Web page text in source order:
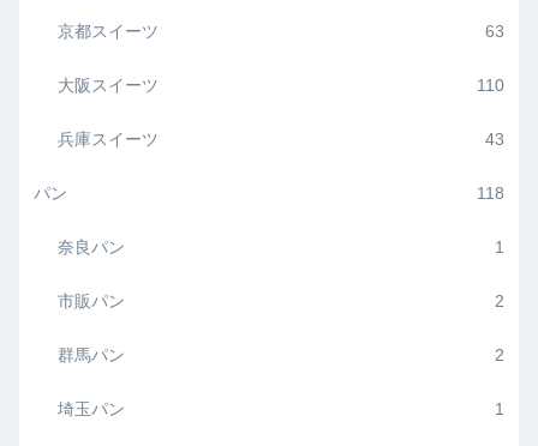
京都スイーツ 63
大阪スイーツ 110
兵庫スイーツ 43
パン 118
奈良パン 1
市販パン 2
群馬パン 2
埼玉パン 1